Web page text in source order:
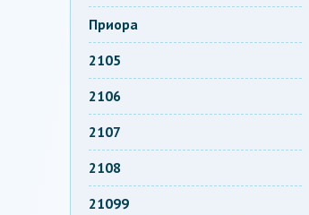
Приора
2105
2106
2107
2108
21099